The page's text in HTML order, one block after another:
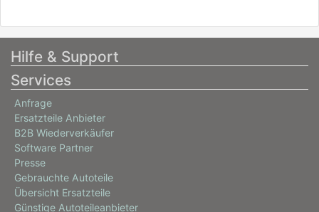
Hilfe & Support
Services
Anfrage
Ersatzteile Anbieter
B2B Wiederverkäufer
Software Partner
Presse
Gebrauchte Autoteile
Übersicht Ersatzteile
Günstige Autoteileanbieter